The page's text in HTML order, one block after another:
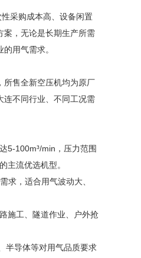
采购成本高、设备闲置
案，无论是长期生产所需
用气需求。
所售全新空压机均为原厂
连不同行业、不同工况需
5-100m³/min，压力范围
主流优选机型。
求，适合用气波动大、
施工、隧道作业、户外抢
半导体等对用气品质要求